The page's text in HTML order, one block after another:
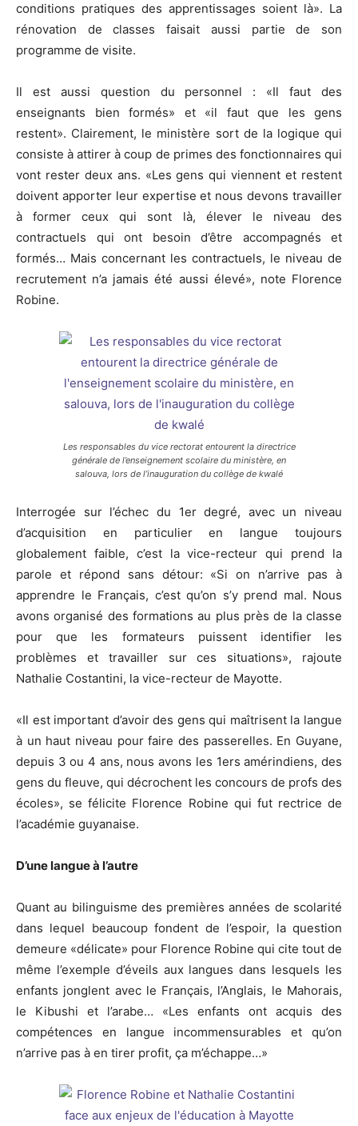
conditions pratiques des apprentissages soient là». La
rénovation de classes faisait aussi partie de son
programme de visite.
Il est aussi question du personnel : «Il faut des
enseignants bien formés» et «il faut que les gens
restent». Clairement, le ministère sort de la logique qui
consiste à attirer à coup de primes des fonctionnaires qui
vont rester deux ans. «Les gens qui viennent et restent
doivent apporter leur expertise et nous devons travailler
à former ceux qui sont là, élever le niveau des
contractuels qui ont besoin d’être accompagnés et
formés… Mais concernant les contractuels, le niveau de
recrutement n’a jamais été aussi élevé», note Florence
Robine.
Les responsables du vice rectorat entourent la directrice
générale de l’enseignement scolaire du ministère, en
salouva, lors de l’inauguration du collège de kwalé
Interrogée sur l’échec du 1er degré, avec un niveau
d’acquisition en particulier en langue toujours
globalement faible, c’est la vice-recteur qui prend la
parole et répond sans détour: «Si on n’arrive pas à
apprendre le Français, c’est qu’on s’y prend mal. Nous
avons organisé des formations au plus près de la classe
pour que les formateurs puissent identifier les
problèmes et travailler sur ces situations», rajoute
Nathalie Costantini, la vice-recteur de Mayotte.
«Il est important d’avoir des gens qui maîtrisent la langue
à un haut niveau pour faire des passerelles. En Guyane,
depuis 3 ou 4 ans, nous avons les 1ers amérindiens, des
gens du fleuve, qui décrochent les concours de profs des
écoles», se félicite Florence Robine qui fut rectrice de
l’académie guyanaise.
D’une langue à l’autre
Quant au bilinguisme des premières années de scolarité
dans lequel beaucoup fondent de l’espoir, la question
demeure «délicate» pour Florence Robine qui cite tout de
même l’exemple d’éveils aux langues dans lesquels les
enfants jonglent avec le Français, l’Anglais, le Mahorais,
le Kibushi et l’arabe… «Les enfants ont acquis des
compétences en langue incommensurables et qu’on
n’arrive pas à en tirer profit, ça m’échappe…»